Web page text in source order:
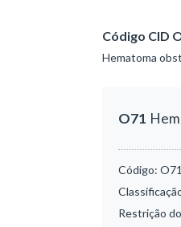
Código CID
Hematoma
O71
Código:
Restrição